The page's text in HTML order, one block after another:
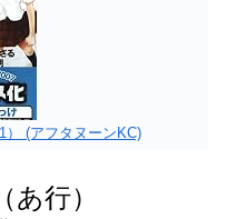
） (アフタヌーンKC)